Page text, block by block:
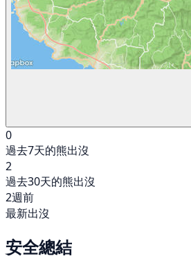
0
過去7天的熊出沒
2
過去30天的熊出沒
2週前
最新出沒
安全總結